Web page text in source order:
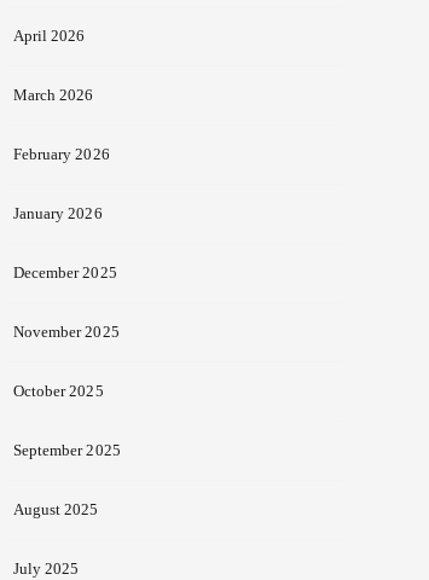
April 2026
March 2026
February 2026
January 2026
December 2025
November 2025
October 2025
September 2025
August 2025
July 2025